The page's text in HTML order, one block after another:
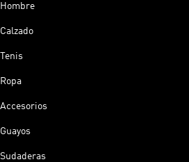
Hombre
Calzado
Tenis
Ropa
Accesorios
Guayos
Sudaderas